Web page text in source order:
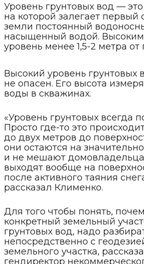
Уровень грунтовых вод — это
на которой залегает первый
земли постоянный
насыщенный водой. Высоким
уровень менее 1,5-2 метра от
Высокий уровень грунтовых
не опасен. Его высота
воды в скважинах.
«Уровень грунтовых всегда
Просто где-то это
до двух метров до
они остаются на
и не мешают
выходят вообще на
после активного таяния
рассказал Клименко.
Для того чтобы понять,
конкретный земельный
грунтовых вод, надо
непосредственно с
земельного участка,
гендиректор